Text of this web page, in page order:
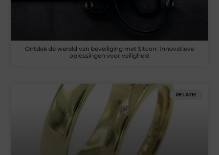
Ontdek de wereld van beveiliging met Sitcon: Innovatieve
oplossingen voor veiligheid
RELATIE